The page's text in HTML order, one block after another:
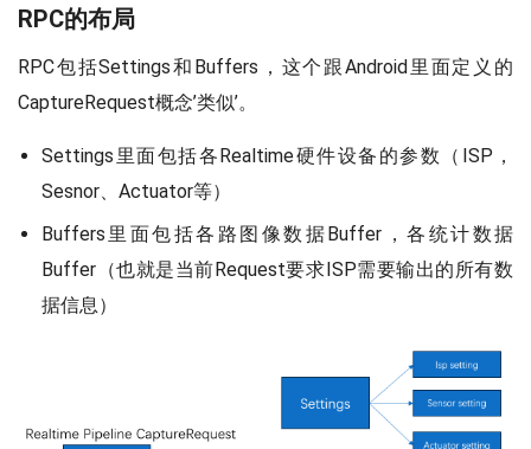
RPC的布局
RPC包括Settings和Buffers，这个跟Android里面定义的
CaptureRequest概念’类似’。
Settings里面包括各Realtime硬件设备的参数（ISP，
Sesnor、Actuator等）
Buffers里面包括各路图像数据Buffer，各统计数据
Buffer（也就是当前Request要求ISP需要输出的所有数
据信息）